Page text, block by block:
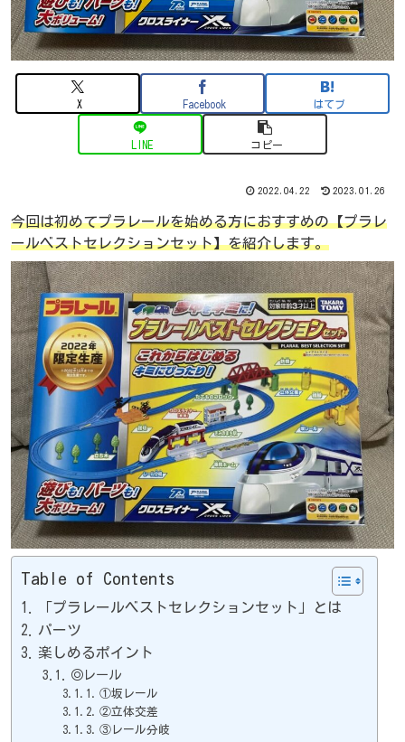
X Facebook はてブ
LINE コピー
2022.04.22 2023.01.26
今回は初めてプラレールを始める方におすすめの【プラレ
ールベストセレクションセット】を紹介します。
Table of Contents
「プラレールベストセレクションセット」とは
パーツ
楽しめるポイント
◎レール
①坂レール
②立体交差
③レール分岐